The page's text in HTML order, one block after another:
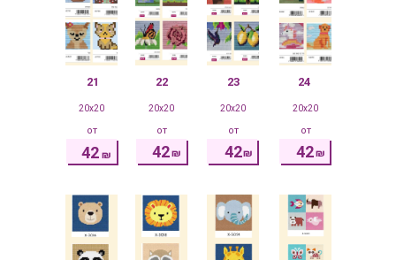
42₪ 42₪ 42₪
20x20 20x20 20x20 20x20
42 ₪
от от от от
22 23
21 24